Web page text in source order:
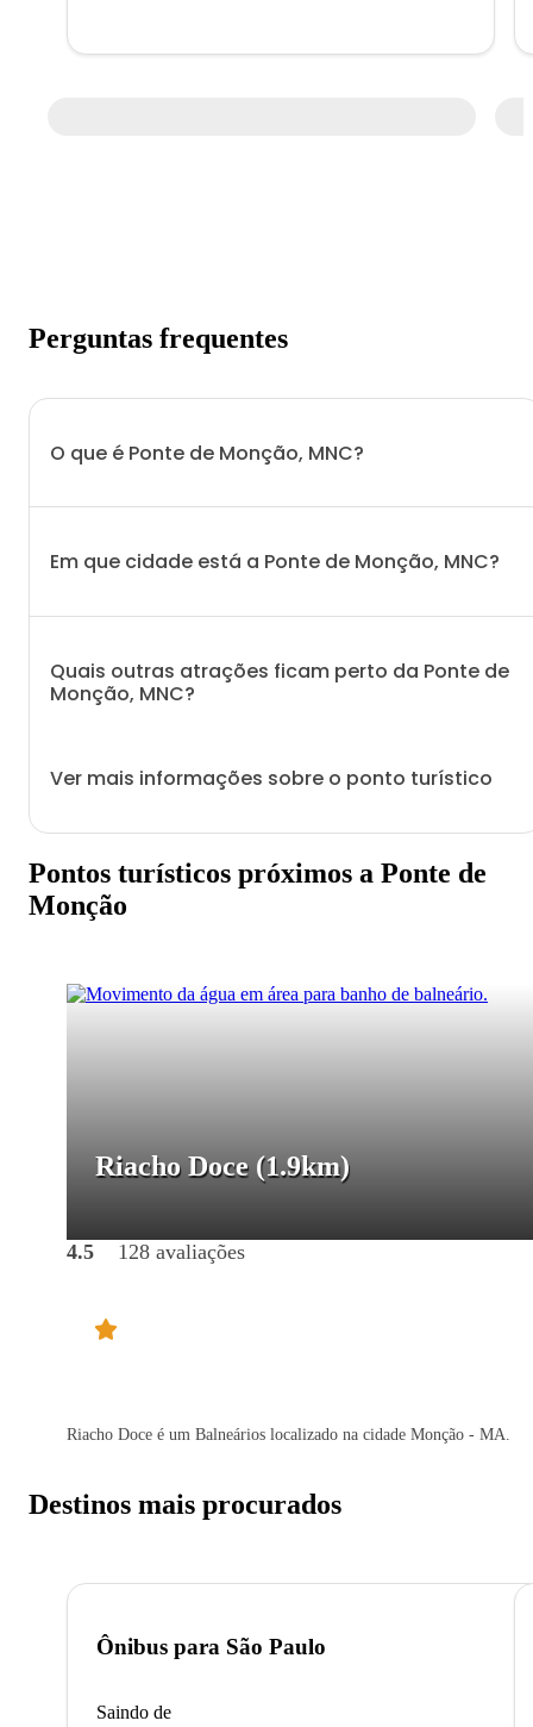
Perguntas frequentes
O que é Ponte de Monção, MNC?
Em que cidade está a Ponte de Monção, MNC?
Quais outras atrações ficam perto da Ponte de
Monção, MNC?
Ver mais informações sobre o ponto turístico
Pontos turísticos próximos a Ponte de
Monção
Riacho Doce (1.9km)
4.5 128 avaliações
Riacho Doce é um Balneários localizado na cidade Monção - MA.
Destinos mais procurados
Ônibus para São Paulo
Saindo de